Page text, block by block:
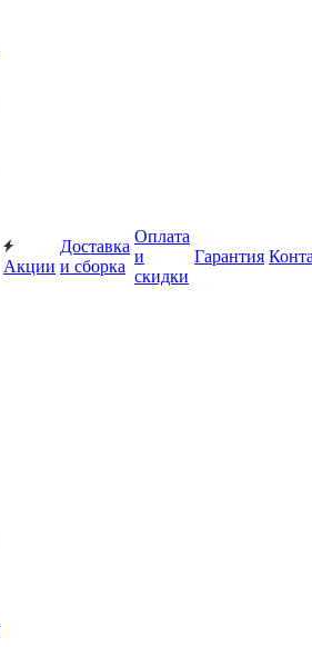
Акции
Доставка
и сборка
Оплата
и
скидки
Гарантия